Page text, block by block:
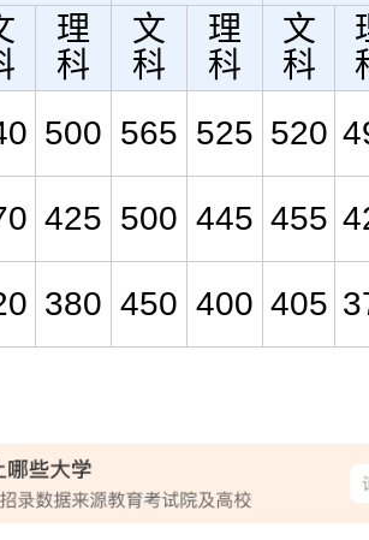
理
科
文
科
理
科
文
科
500 565 525 520
425 500 445 455
380 450 400 405